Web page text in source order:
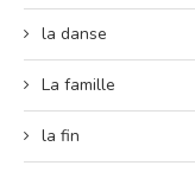
la danse
La famille
la fin